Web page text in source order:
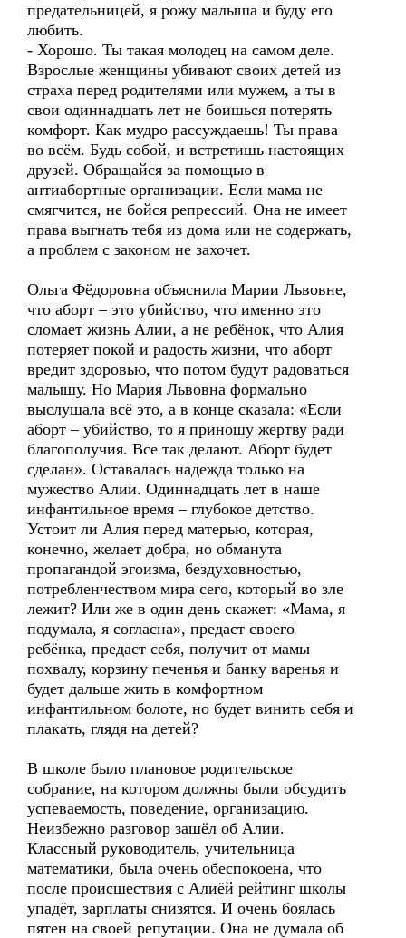
предательницей, я рожу малыша и буду его
любить.
- Хорошо. Ты такая молодец на самом деле.
Взрослые женщины убивают своих детей из
страха перед родителями или мужем, а ты в
свои одиннадцать лет не боишься потерять
комфорт. Как мудро рассуждаешь! Ты права
во всём. Будь собой, и встретишь настоящих
друзей. Обращайся за помощью в
антиабортные организации. Если мама не
смягчится, не бойся репрессий. Она не имеет
права выгнать тебя из дома или не содержать,
а проблем с законом не захочет.
Ольга Фёдоровна объяснила Марии Львовне,
что аборт – это убийство, что именно это
сломает жизнь Алии, а не ребёнок, что Алия
потеряет покой и радость жизни, что аборт
вредит здоровью, что потом будут радоваться
малышу. Но Мария Львовна формально
выслушала всё это, а в конце сказала: «Если
аборт – убийство, то я приношу жертву ради
благополучия. Все так делают. Аборт будет
сделан». Оставалась надежда только на
мужество Алии. Одиннадцать лет в наше
инфантильное время – глубокое детство.
Устоит ли Алия перед матерью, которая,
конечно, желает добра, но обманута
пропагандой эгоизма, бездуховностью,
потребленчеством мира сего, который во зле
лежит? Или же в один день скажет: «Мама, я
подумала, я согласна», предаст своего
ребёнка, предаст себя, получит от мамы
похвалу, корзину печенья и банку варенья и
будет дальше жить в комфортном
инфантильном болоте, но будет винить себя и
плакать, глядя на детей?
В школе было плановое родительское
собрание, на котором должны были обсудить
успеваемость, поведение, организацию.
Неизбежно разговор зашёл об Алии.
Классный руководитель, учительница
математики, была очень обеспокоена, что
после происшествия с Алиёй рейтинг школы
упадёт, зарплаты снизятся. И очень боялась
пятен на своей репутации. Она не думала об